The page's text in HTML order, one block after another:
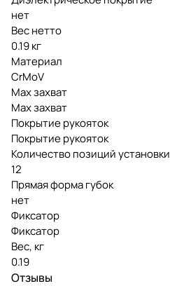
нет
Вес нетто
0.19 кг
Материал
CrMoV
Мах захват
Мах захват
Покрытие рукояток
Покрытие рукояток
Количество позиций установки
12
Прямая форма губок
нет
Фиксатор
Фиксатор
Вес, кг
0.19
Отзывы